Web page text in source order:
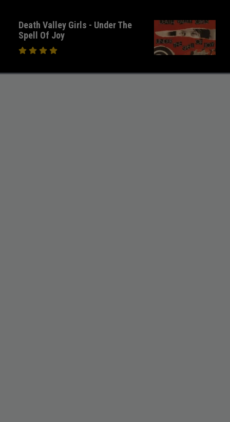
Death Valley Girls - Under The
Spell Of Joy